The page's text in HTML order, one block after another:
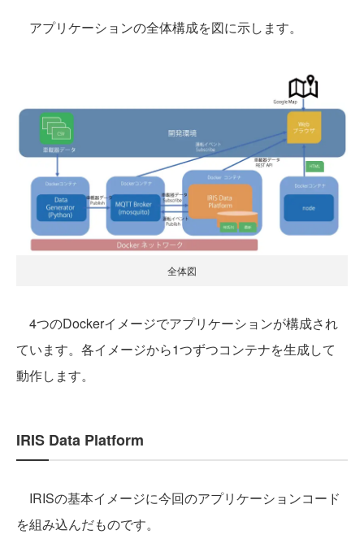
アプリケーションの全体構成を図に示します。
全体図
4つのDockerイメージでアプリケーションが構成され
ています。各イメージから1つずつコンテナを生成して
動作します。
IRIS Data Platform
IRISの基本イメージに今回のアプリケーションコード
を組み込んだものです。